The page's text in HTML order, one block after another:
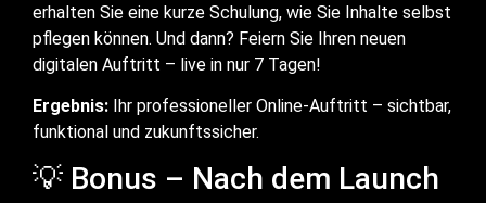
erhalten Sie eine kurze Schulung, wie Sie Inhalte selbst
pflegen können. Und dann? Feiern Sie Ihren neuen
digitalen Auftritt – live in nur 7 Tagen!
Ergebnis: Ihr professioneller Online-Auftritt – sichtbar,
funktional und zukunftssicher.
💡 Bonus – Nach dem Launch